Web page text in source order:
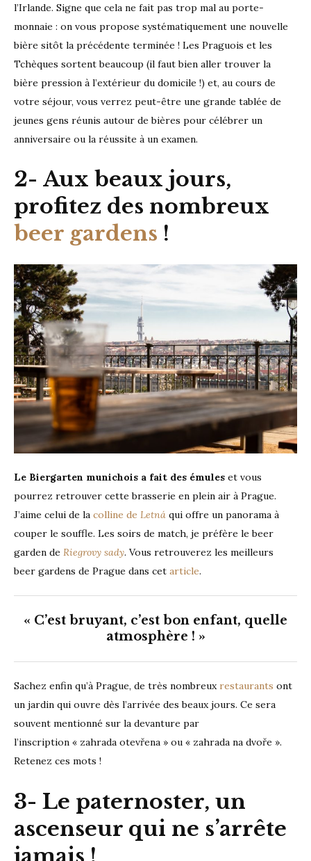
l’Irlande. Signe que cela ne fait pas trop mal au porte-
monnaie : on vous propose systématiquement une nouvelle
bière sitôt la précédente terminée ! Les Praguois et les
Tchèques sortent beaucoup (il faut bien aller trouver la
bière pression à l’extérieur du domicile !) et, au cours de
votre séjour, vous verrez peut-être une grande tablée de
jeunes gens réunis autour de bières pour célébrer un
anniversaire ou la réussite à un examen.
2- Aux beaux jours,
profitez des nombreux
beer gardens !
Le Biergarten munichois a fait des émules et vous
pourrez retrouver cette brasserie en plein air à Prague.
J’aime celui de la colline de Letná qui offre un panorama à
couper le souffle. Les soirs de match, je préfère le beer
garden de Riegrovy sady. Vous retrouverez les meilleurs
beer gardens de Prague dans cet article.
« C’est bruyant, c’est bon enfant, quelle
atmosphère ! »
Sachez enfin qu’à Prague, de très nombreux restaurants ont
un jardin qui ouvre dès l’arrivée des beaux jours. Ce sera
souvent mentionné sur la devanture par
l’inscription « zahrada otevřena » ou « zahrada na dvoře ».
Retenez ces mots !
3- Le paternoster, un
ascenseur qui ne s’arrête
jamais !